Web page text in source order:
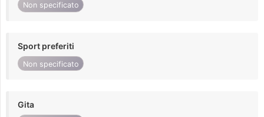
Non specificato
Sport preferiti
Non specificato
Gita